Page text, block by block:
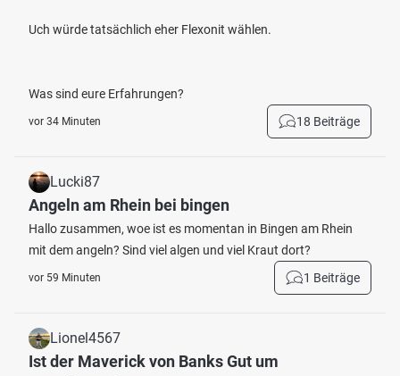
Uch würde tatsächlich eher Flexonit wählen.
Was sind eure Erfahrungen?
vor 34 Minuten 18 Beiträge
Lucki87
Angeln am Rhein bei bingen
Hallo zusammen, woe ist es momentan in Bingen am Rhein
mit dem angeln? Sind viel algen und viel Kraut dort?
vor 59 Minuten 1 Beiträge
Lionel4567
Ist der Maverick von Banks Gut um